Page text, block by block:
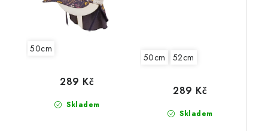
50cm
Skladem
289 Kč
50cm 52cm
Skladem
289 Kč